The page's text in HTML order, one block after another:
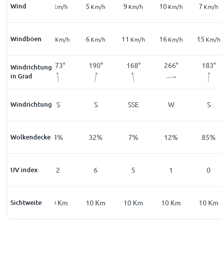
Wind
4Km/h Km/h 5 Km/h 9 Km/h 10Km/h 7 Km/h
Windböen
9Km/h Km/h 6 Km/h 11 Km/h 16 Km/h 15 Km/h
Windrichtung
in Grad
153° 173° 190° 168° 266° 183°
Windrichtung
SSE S S SSE W S
Wolkendecke
3% 4% 32% 7% 12% 85%
UV index
0 2 6 5 1 0
Sichtweite
10Km 10 Km 10 Km 10 Km 10 Km 10 Km